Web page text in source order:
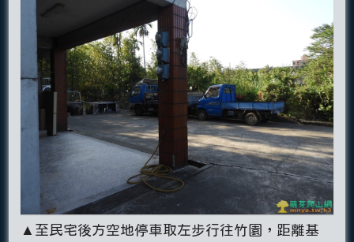
▲至民宅後方空地停車取左步行往竹園，距離基